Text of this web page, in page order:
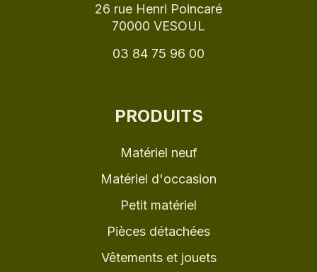
26 rue Henri Poincaré
70000 VESOUL
03 84 75 96 00
PRODUITS
Matériel neuf
Matériel d'occasion
Petit matériel
Pièces détachées
Vêtements et jouets